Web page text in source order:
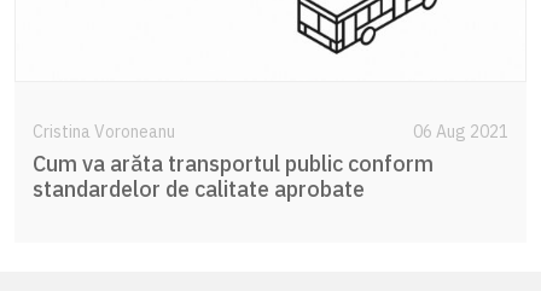
Cristina Voroneanu 06 Aug 2021
Cum va arăta transportul public conform
standardelor de calitate aprobate